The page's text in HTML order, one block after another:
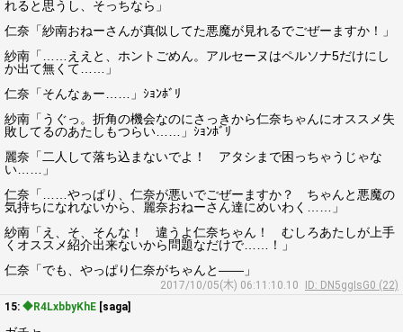
れると思うし、そっちなら」
仁奈「紗南おねーさんが真似してた悪魔が見れるでごぜーますか！」
紗南「……ええと、ホントごめん。アルセーヌはペルソナ5だけにし
か出て無くて……」
仁奈「そんなぁー……」ｼｮﾝﾎﾞﾘ
紗南「うぐっ。折角の機会なのにさっきから仁奈ちゃんにオススメ失
敗してるのあたしもつらい……」ｼｮﾝﾎﾞﾘ
麗奈「二人して落ち込まないでよ！ アタシまで困っちゃうじゃな
い……」
仁奈「……やっぱり、仁奈が悪いでごぜーますか？ ちゃんと悪魔の
気持ちになれないから、麗奈おねーさん達にめいわく……」
紗南「え、そ、そんな！ 違うよ仁奈ちゃん！ むしろあたしが上手
くオススメ紹介出来ないから問題なだけで……！」
仁奈「でも、やっぱり仁奈がちゃんと――」
2017/10/05(木) 06:11:10.10
ID: DN5ggIsG0 (22)
15: ◆R4LxbbyKhE [saga]